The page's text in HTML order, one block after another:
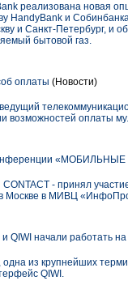
реализована новая
HandyBank и
и Санкт-Петербург, и
бытовой газ.
оплаты (Новости)
оплаты
- принял
Москве в МИВЦ
начали работать на
из крупнейших
QIWI.